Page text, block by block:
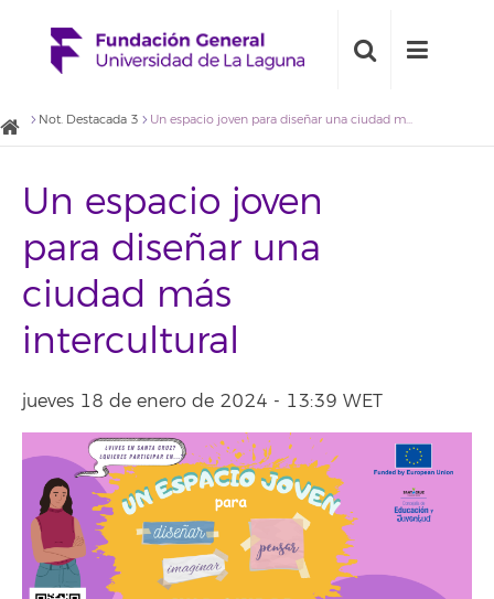
Not. Destacada 3 Un espacio joven para diseñar una ciudad más intercultural
Un espacio joven
para diseñar una
ciudad más
intercultural
jueves 18 de enero de 2024 - 13:39 WET